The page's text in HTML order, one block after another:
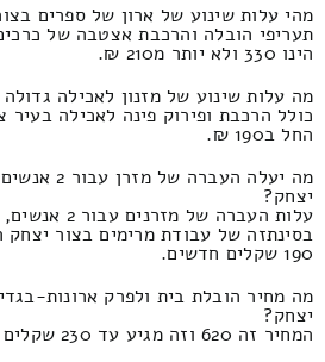
מהי עלות שינוע של ארון של ספרים
תעריפי הובלה והרכבת אצטבה של
הינו 330 ולא יותר מ210 ₪.
מה עלות שינוע של מזנון לאכילה
כולל הרכבת ופירוק פינה לאכילה בעיר
החל ב190 ₪.
מה יעלה
יצחק?
עלות העברה
190 שקלים חדשים.
מה מחיר הובלת בית ולפרק ארונות-
יצחק?
המחיר זה 620 וזה מגיע עד 230 שקלים חדשים.